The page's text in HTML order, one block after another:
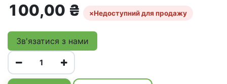
100,00 ₴ ×Недоступний для продажу
Зв'язатися з нами